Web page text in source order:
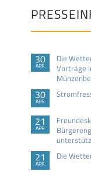
30
APR
Die
Vorträge
30
APR
21
APR
21
APR
Die